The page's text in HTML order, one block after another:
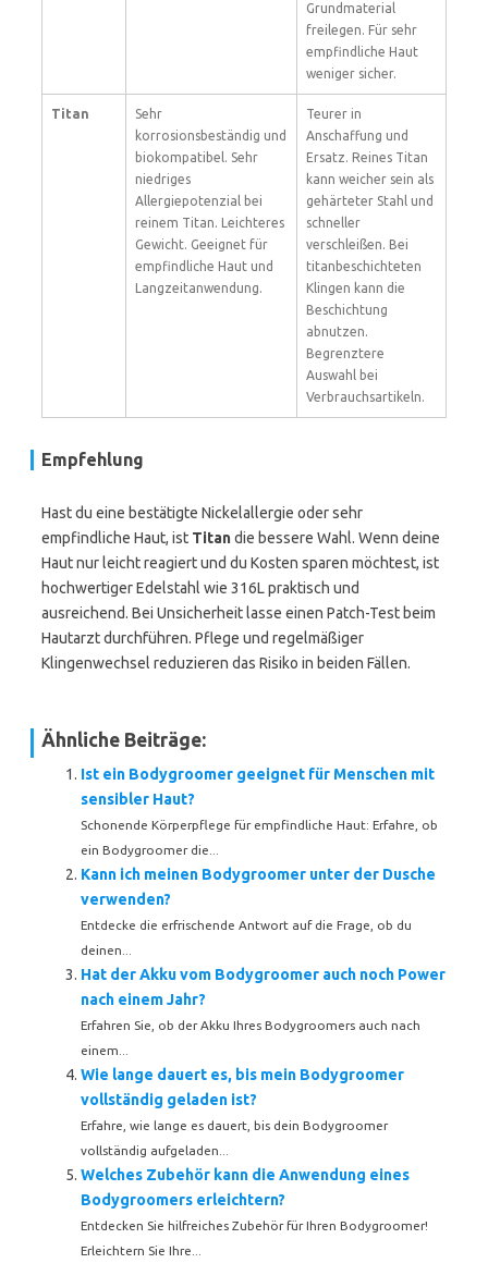
Grundmaterial
freilegen. Für sehr
empfindliche Haut
weniger sicher.
Titan
Sehr
korrosionsbeständig und
biokompatibel. Sehr
niedriges
Allergiepotenzial bei
reinem Titan. Leichteres
Gewicht. Geeignet für
empfindliche Haut und
Langzeitanwendung.
Teurer in
Anschaffung und
Ersatz. Reines Titan
kann weicher sein als
gehärteter Stahl und
schneller
verschleißen. Bei
titanbeschichteten
Klingen kann die
Beschichtung
abnutzen.
Begrenztere
Auswahl bei
Verbrauchsartikeln.
Empfehlung
Hast du eine bestätigte Nickelallergie oder sehr
empfindliche Haut, ist Titandie bessere Wahl. Wenn deine
Haut nur leicht reagiert und du Kosten sparen möchtest, ist
hochwertiger Edelstahl wie 316L praktisch und
ausreichend. Bei Unsicherheit lasse einen Patch-Test beim
Hautarzt durchführen. Pflege und regelmäßiger
Klingenwechsel reduzieren das Risiko in beiden Fällen.
Ähnliche Beiträge:
Ist ein Bodygroomer geeignet für Menschen mit
sensibler Haut?
Schonende Körperpflege für empfindliche Haut: Erfahre, ob
ein Bodygroomer die...
Kann ich meinen Bodygroomer unter der Dusche
verwenden?
Entdecke die erfrischende Antwort auf die Frage, ob du
deinen...
Hat der Akku vom Bodygroomer auch noch Power
nach einem Jahr?
Erfahren Sie, ob der Akku Ihres Bodygroomers auch nach
einem...
Wie lange dauert es, bis mein Bodygroomer
vollständig geladen ist?
Erfahre, wie lange es dauert, bis dein Bodygroomer
vollständig aufgeladen...
Welches Zubehör kann die Anwendung eines
Bodygroomers erleichtern?
Entdecken Sie hilfreiches Zubehör für Ihren Bodygroomer!
Erleichtern Sie Ihre...